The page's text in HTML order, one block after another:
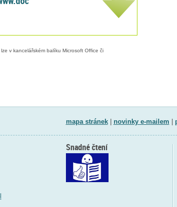
v kancelářském balíku Microsoft Office či
mapa stránek| novinky e-mailem
Snadné čtení